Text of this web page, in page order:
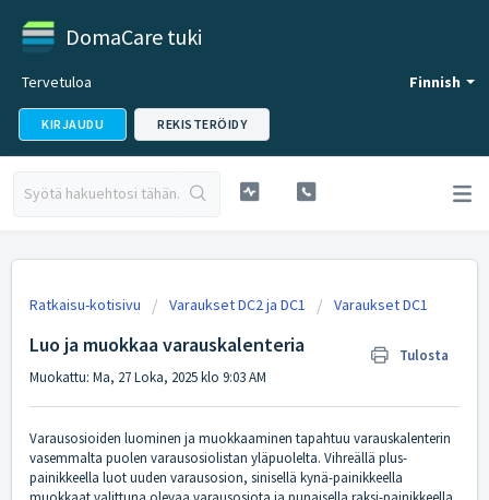
DomaCare tuki
Finnish
Tervetuloa
KIRJAUDU REKISTERÖIDY
Ratkaisu-kotisivu Varaukset DC2 ja DC1 Varaukset DC1
Luo ja muokkaa varauskalenteria
Tulosta
Muokattu: Ma, 27 Loka, 2025 klo 9:03 AM
Varausosioiden luominen ja muokkaaminen tapahtuu varauskalenterin
vasemmalta puolen varausosiolistan yläpuolelta. Vihreällä plus-
painikkeella luot uuden varausosion, sinisellä kynä-painikkeella